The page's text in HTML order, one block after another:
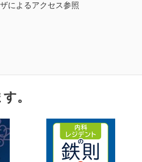
によるアクセス参照
。